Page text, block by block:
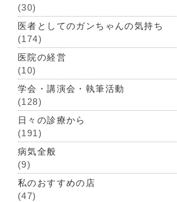
(30)
医者としてのガンちゃんの気持ち
(174)
医院の経営
(10)
学会・講演会・執筆活動
(128)
日々の診療から
(191)
病気全般
(9)
私のおすすめの店
(47)